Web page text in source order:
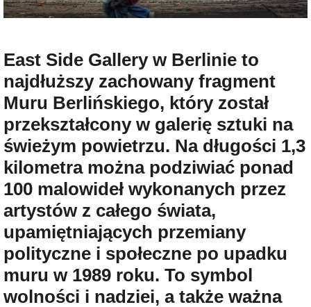
East Side Gallery w Berlinie to
najdłuższy zachowany fragment
Muru Berlińskiego, który został
przekształcony w galerię sztuki na
świeżym powietrzu. Na długości 1,3
kilometra można podziwiać ponad
100 malowideł wykonanych przez
artystów z całego świata,
upamiętniających przemiany
polityczne i społeczne po upadku
muru w 1989 roku. To symbol
wolności i nadziei, a także ważna